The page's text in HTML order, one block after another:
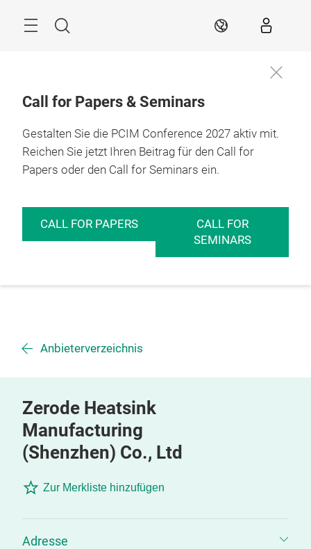
Suche DE
Call for Papers & Seminars
Gestalten Sie die PCIM Conference 2027 aktiv mit.
Reichen Sie jetzt Ihren Beitrag für den Call for
Papers oder den Call for Seminars ein.
CALL FOR PAPERS
CALL FOR
SEMINARS
Anbieterverzeichnis
Zerode Heatsink
Manufacturing
(Shenzhen) Co., Ltd
Zur Merkliste hinzufügen
Adresse